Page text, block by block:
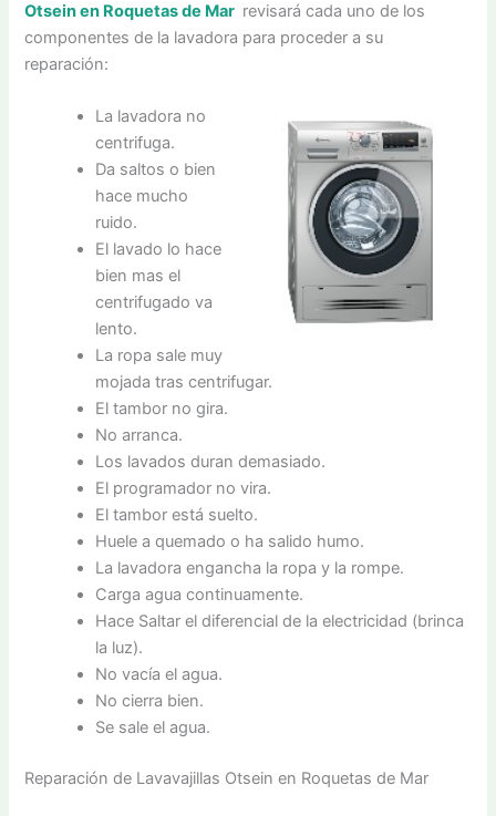
Otsein en Roquetas de Mar revisará cada uno de los
componentes de la lavadora para proceder a su
reparación:
La lavadora no
centrifuga.
Da saltos o bien
hace mucho
ruido.
El lavado lo hace
bien mas el
centrifugado va
lento.
La ropa sale muy
mojada tras centrifugar.
El tambor no gira.
No arranca.
Los lavados duran demasiado.
El programador no vira.
El tambor está suelto.
Huele a quemado o ha salido humo.
La lavadora engancha la ropa y la rompe.
Carga agua continuamente.
Hace Saltar el diferencial de la electricidad (brinca
la luz).
No vacía el agua.
No cierra bien.
Se sale el agua.
Reparación de Lavavajillas Otsein en Roquetas de Mar